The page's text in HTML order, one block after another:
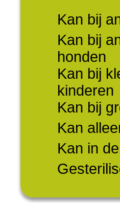
Kan bij
Kan bij
honden
Kan bij
kinderen
Kan bij
Kan
Kan in